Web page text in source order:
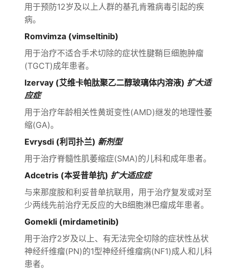
用于预防12岁及以上人群的基孔肯雅病毒引起的疾
病。
Romvimza (vimseltinib)
用于治疗不适合手术切除的症状性腱鞘巨细胞肿瘤
(TGCT)成年患者。
Izervay (艾维卡帕肽聚乙二醇玻璃体内溶液) 扩大适
应症
用于治疗年龄相关性黄斑变性(AMD)继发的地理性萎
缩(GA)。
Evrysdi (利司扑兰) 新剂型
用于治疗脊髓性肌萎缩症(SMA)的儿科和成年患者。
Adcetris (本妥昔单抗) 扩大适应症
与来那度胺和利妥昔单抗联用，用于治疗复发或对至
少两线先前治疗无反应的大B细胞淋巴瘤成年患者。
Gomekli (mirdametinib)
用于治疗2岁及以上、有无法完全切除的症状性丛状
神经纤维瘤(PN)的1型神经纤维瘤病(NF1)成人和儿科
患者。